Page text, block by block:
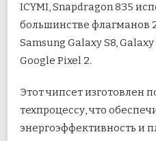
ICYMI, Snapdragon 835
большинстве флагманов
Samsung Galaxy S8,
Google Pixel 2.
Этот чипсет изготовлен
техпроцессу, что
энергоэффективность и